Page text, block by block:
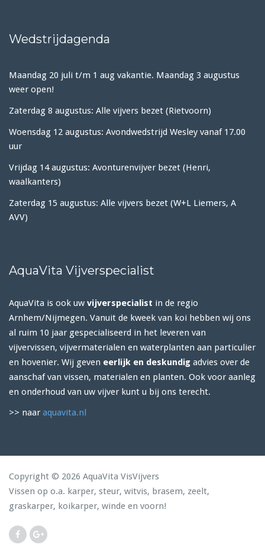
Wedstrijdagenda
Maandag 20 juli t/m 1 aug vakantie. Maandag 3 augustus
weer open!
Zaterdag 8 augustus: Alle vijvers bezet (Rietvoorn)
Woensdag 12 augustus: Avondwedstrijd Wesley vanaf 17.00
uur
Vrijdag 14 augustus: Avonturenvijver bezet (Henri,
waalkanters)
Zaterdag 15 augustus: Alle vijvers bezet (W+L Liemers, A
AVV)
AquaVita Vijverspecialist
AquaVita is ook uw vijverspecialist in de regio
Arnhem/Nijmegen. Vanuit de kweek van koi hebben wij ons
al ruim 10 jaar gespecialiseerd in het leveren van
vijvervissen, vijvermaterialen en waterplanten aan particulier
en hovenier. Wij geven eerlijk en deskundig advies over de
aanschaf van vissen, materialen en planten. Ook voor aanleg
en onderhoud van uw vijver kunt u bij ons terecht.
>> naar aquavita.nl
Copyright © 2026 AquaVita VisVijvers
Vissen op o.a. karper, steur, witvis, brasem, zeelt,
graskarper, koikarper, winde en voorn!